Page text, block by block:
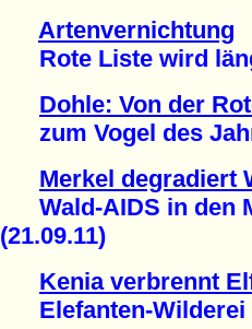
Artenvernichtung
Rote Liste wird
Dohle: Von der
zum Vogel des
Merkel degradiert
Wald-AIDS in den
(21.09.11)
Kenia verbrennt
Elefanten-Wilderei